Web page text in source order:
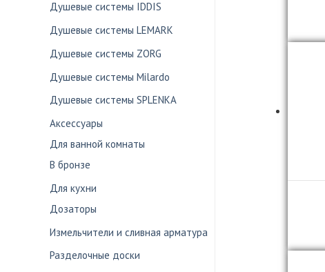
Душевые системы IDDIS
Душевые системы LEMARK
Душевые системы ZORG
Душевые системы Milardo
Душевые системы SPLENKA
Аксессуары
Для ванной комнаты
В бронзе
Для кухни
Дозаторы
Измельчители и сливная арматура
Разделочные доски